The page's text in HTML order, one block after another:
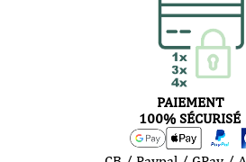
PAIEMENT
100% SÉCURISÉ